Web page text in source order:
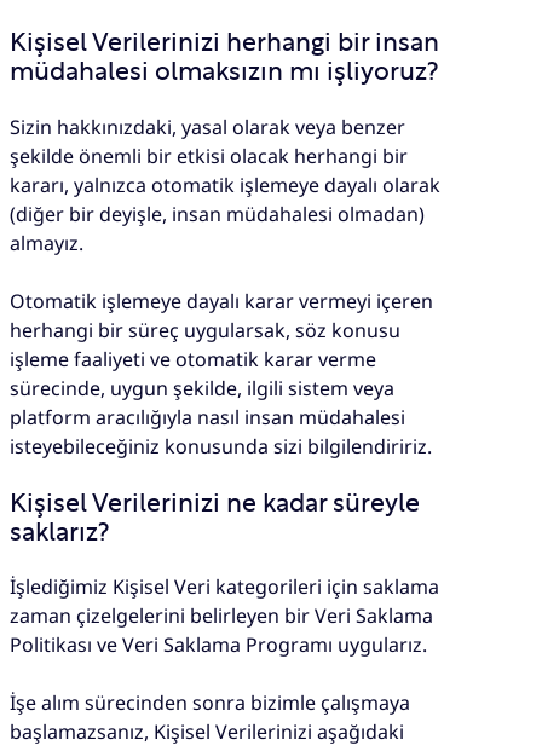
Kişisel Verilerinizi herhangi bir insan
müdahalesi olmaksızın mı işliyoruz?
Sizin hakkınızdaki, yasal olarak veya benzer
şekilde önemli bir etkisi olacak herhangi bir
kararı, yalnızca otomatik işlemeye dayalı olarak
(diğer bir deyişle, insan müdahalesi olmadan)
almayız.
Otomatik işlemeye dayalı karar vermeyi içeren
herhangi bir süreç uygularsak, söz konusu
işleme faaliyeti ve otomatik karar verme
sürecinde, uygun şekilde, ilgili sistem veya
platform aracılığıyla nasıl insan müdahalesi
isteyebileceğiniz konusunda sizi bilgilendiririz.
Kişisel Verilerinizi ne kadar süreyle
saklarız?
İşlediğimiz Kişisel Veri kategorileri için saklama
zaman çizelgelerini belirleyen bir Veri Saklama
Politikası ve Veri Saklama Programı uygularız.
İşe alım sürecinden sonra bizimle çalışmaya
başlamazsanız, Kişisel Verilerinizi aşağıdaki